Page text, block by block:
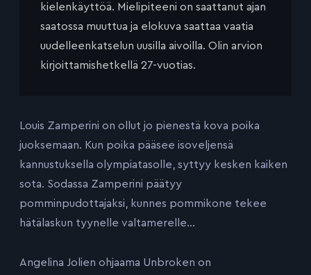
kielenkäyttöä. Mielipiteeni on saattanut ajan
saatossa muuttua ja elokuva saattaa vaatia
uudelleenkatselun uusilla aivoilla. Olin arvion
kirjoittamishetkellä 27-vuotias.
Louis Zamperini on ollut jo pienestä kova poika
juoksemaan. Kun poika pääsee isoveljensä
kannustuksella olympiatasolle, syttyy kesken kaiken
sota. Sodassa Zamperini päätyy
pomminpudottajaksi, kunnes pommikone tekee
hätälaskun tyynelle valtamerelle…
Angelina Jolien ohjaama Unbroken on